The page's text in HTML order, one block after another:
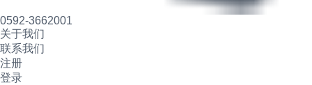
0592-3662001
关于我们
联系我们
注册
登录